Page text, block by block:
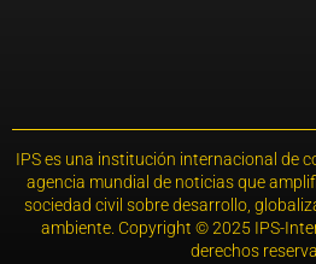
IPS es una institución internacional de
agencia mundial de noticias que
sociedad civil sobre desarrollo,
ambiente. Copyright © 2025 IPS-
derechos